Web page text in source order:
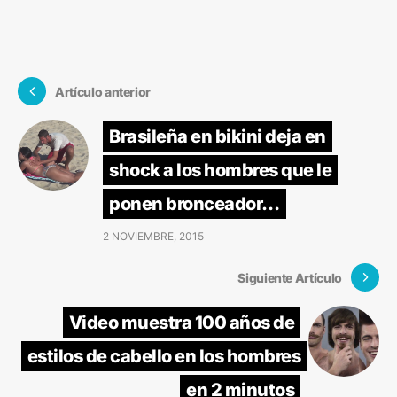
Artículo anterior
Brasileña en bikini deja en
shock a los hombres que le
ponen bronceador…
2 NOVIEMBRE, 2015
Siguiente Artículo
Video muestra 100 años de
estilos de cabello en los hombres
en 2 minutos